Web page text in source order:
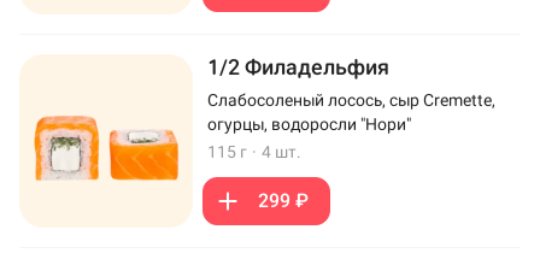
1/2 Филадельфия
Слабосоленый лосось, сыр Cremette,
огурцы, водоросли "Нори"
115 г · 4 шт.
299 ₽